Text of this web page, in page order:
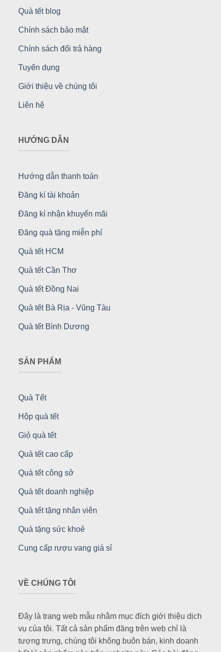
Quà tết blog
Chính sách bảo mật
Chính sách đổi trả hàng
Tuyển dụng
Giới thiệu về chúng tôi
Liên hệ
HƯỚNG DẪN
Hướng dẫn thanh toán
Đăng kí tài khoản
Đăng kí nhận khuyến mãi
Đăng quà tặng miễn phí
Quà tết HCM
Quà tết Cần Thơ
Quà tết Đồng Nai
Quà tết Bà Rịa - Vũng Tàu
Quà tết Bình Dương
SẢN PHẨM
Quà Tết
Hộp quà tết
Giỏ quà tết
Quà tết cao cấp
Quà tết công sở
Quà tết doanh nghiệp
Quà tết tặng nhân viên
Quà tặng sức khoẻ
Cung cấp rượu vang giá sỉ
VỀ CHÚNG TÔI
Đây là trang web mẫu nhằm mục đích giới thiệu dịch
vụ của tôi. Tất cả sản phẩm đăng trên web chỉ là
tượng trưng, chúng tôi không buôn bán, kinh doanh